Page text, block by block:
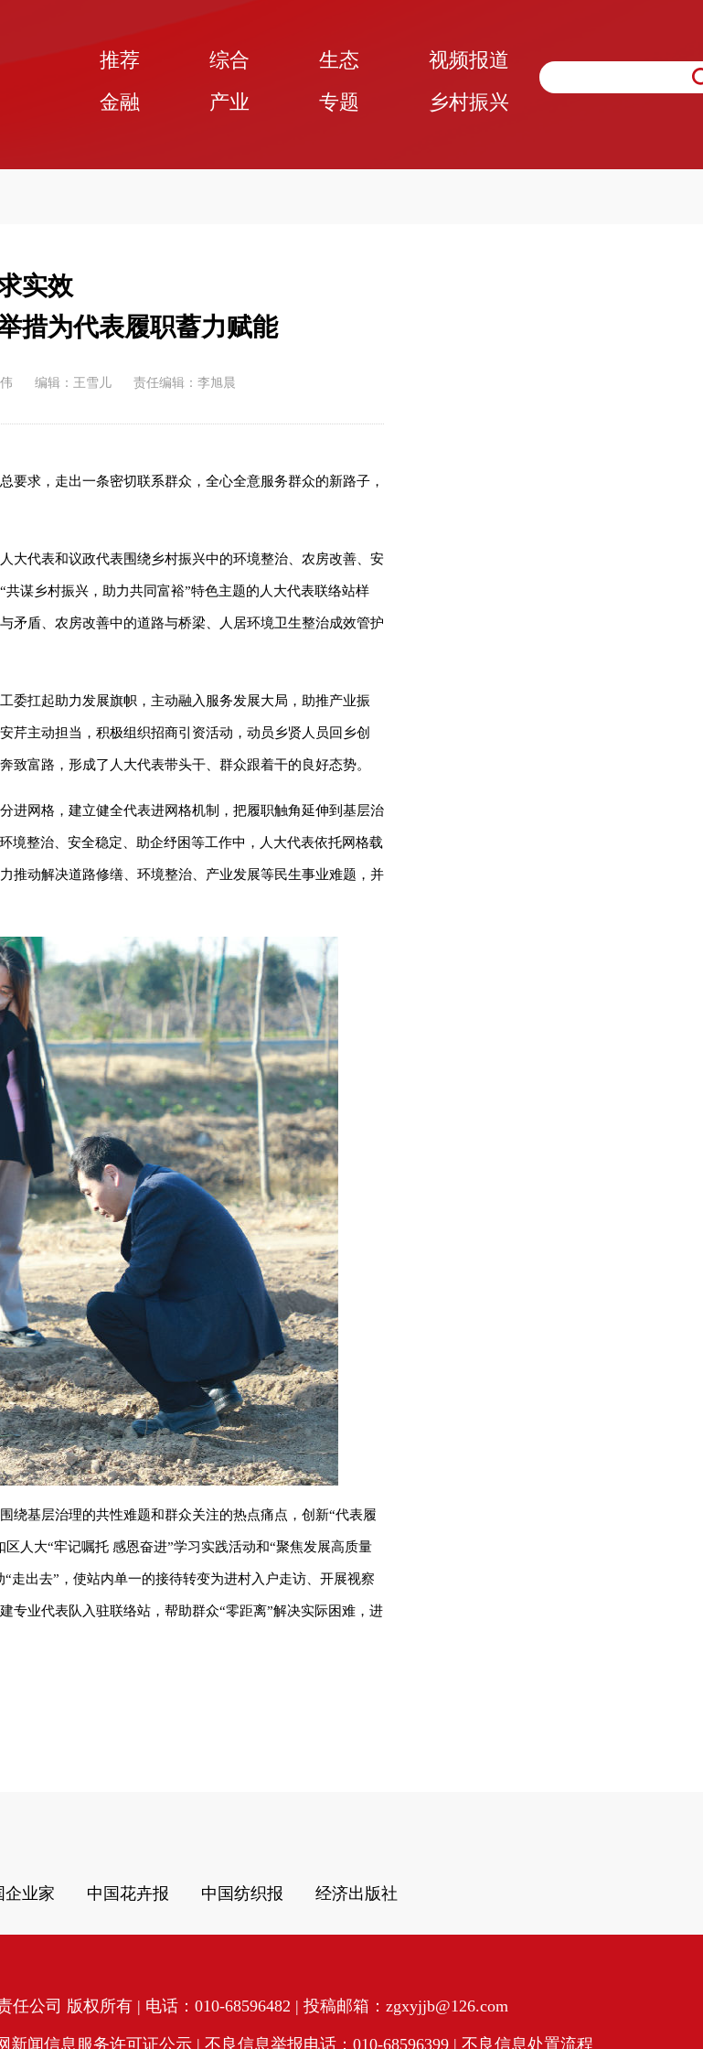
推荐 综合 生态
视频报道
金融
产业 专题 乡村振兴
实效
措为代表履职蓄力赋能
编辑：王雪儿 责任编辑：李旭晨
求，走出一条密切联系群众，全心全意服务群众的新路子，
大代表和议政代表围绕乡村振兴中的环境整治、农房改善、安
谋乡村振兴，助力共同富裕”特色主题的人大代表联络站样
矛盾、农房改善中的道路与桥梁、人居环境卫生整治成效管护
委扛起助力发展旗帜，主动融入服务发展大局，助推产业振
芹主动担当，积极组织招商引资活动，动员乡贤人员回乡创
富路，形成了人大代表带头干、群众跟着干的良好态势。
进网格，建立健全代表进网格机制，把履职触角延伸到基层治
境整治、安全稳定、助企纾困等工作中，人大代表依托网格载
推动解决道路修缮、环境整治、产业发展等民生事业难题，并
绕基层治理的共性难题和群众关注的热点痛点，创新“代表履
人大“牢记嘱托 感恩奋进”学习实践活动和“聚焦发展高质量
走出去”，使站内单一的接待转变为进村入户走访、开展视察
专业代表队入驻联络站，帮助群众“零距离”解决实际困难，进
企业家 中国花卉报 中国纺织报 经济出版社
公司 版权所有 | 电话：010-68596482 | 投稿邮箱：zgxyjjb@126.com
新闻信息服务许可证公示| 不良信息举报电话：010-68596399 | 不良信息处置流程